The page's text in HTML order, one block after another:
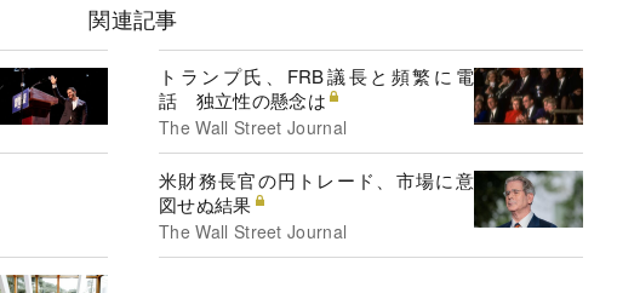
関連記事
トランプ氏、FRB議長と頻繁に電
話 独立性の懸念は
The Wall Street Journal
米財務長官の円トレード、市場に意
図せぬ結果
The Wall Street Journal